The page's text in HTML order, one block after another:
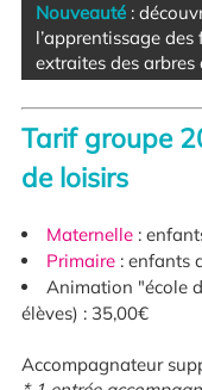
Nouveauté :
l’apprentissage
extraites des
Tarif groupe
de loisirs
Maternelle:
Primaire : enfants
Animation "école
élèves) : 35,00€
Accompagnateur